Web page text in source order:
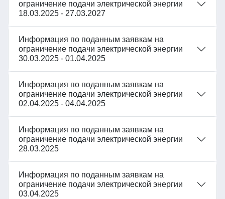
ограничение подачи электрической энергии
18.03.2025 - 27.03.2027
Информация по поданным заявкам на
ограничение подачи электрической энергии
30.03.2025 - 01.04.2025
Информация по поданным заявкам на
ограничение подачи электрической энергии
02.04.2025 - 04.04.2025
Информация по поданным заявкам на
ограничение подачи электрической энергии
28.03.2025
Информация по поданным заявкам на
ограничение подачи электрической энергии
03.04.2025